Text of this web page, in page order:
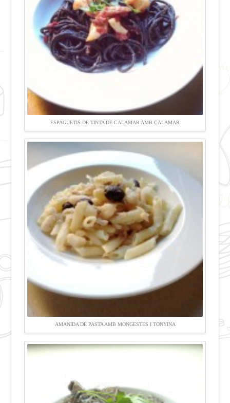
ESPAGUETIS DE TINTA DE CALAMAR AMB CALAMAR
AMANIDA DE PASTA AMB MONGESTES I TONYINA